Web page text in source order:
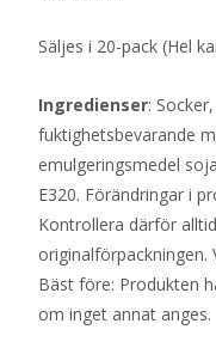
Säljes i 20-pack (Hel
Ingredienser:
fuktighetsbevarande
emulgeringsmedel
E320. Förändringar i
Kontrollera därför
Bäst före: Produkten
om inget annat anges.